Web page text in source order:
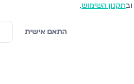
עמנואל
ובתקנון השימוש.
התאם אישית